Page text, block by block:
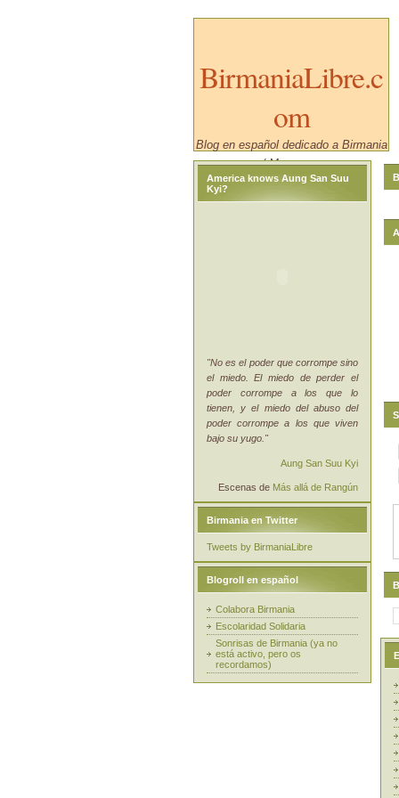
BirmaniaLibre.c
om
Blog en español dedicado a Birmania
/ Myanmar.
America knows Aung San Suu
Kyi?
"No es el poder que corrompe sino
el miedo. El miedo de perder el
poder corrompe a los que lo
tienen, y el miedo del abuso del
poder corrompe a los que viven
bajo su yugo."
Aung San Suu Kyi
Escenas de Más allá de Rangún
Birmania en Twitter
Tweets by BirmaniaLibre
Blogroll en español
Colabora Birmania
Escolaridad Solidaria
Sonrisas de Birmania (ya no
está activo, pero os
recordamos)